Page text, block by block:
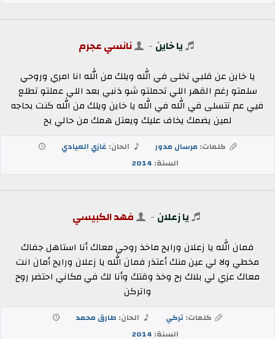
يا خاين - نانسي عجرم
يا خاين عن قلبي تخلى في الله ويلك من الله انا امري وروحي
سلمتو رغم القهر اللي تحملتو شو ذنبي بعد اللي عملتو تطلع
فيي عم تتسلى في الله في الله يا خاين ويلك من الله كنت بحاجه
لمين يضمك يخاف عليك ويعتل همك من حالي بح
كلمات: مرسال مدور الحان: غازي العيادي
السنة: 2014
يا زعلان - فهد الكبيسي
فمان الله يا زعلان ورايح ماخذ روحي معاك أنا استاهل جفاك
مخطي ولا لي عين منك أعتذر فمان الله يا زعلان ورايح أمان انت
معاك عزي لي بلاك رح وخذ وقتك وأنا لك في مكاني احتضر روح
واتركن
كلمات:تركي الحان: طارق محمد
السنة: 2014